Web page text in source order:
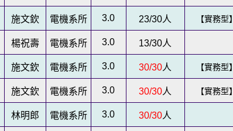
施文欽 電機系所 3.0 23/30人 【實務型】
楊祝壽 電機系所 3.0 13/30人
施文欽 電機系所 3.0 30/30人 【實務型】
施文欽 電機系所 3.0 30/30人 【實務型】
林明郎 電機系所 3.0 30/30人